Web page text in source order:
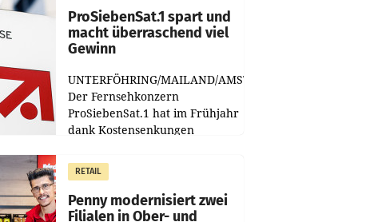
ProSiebenSat.1 spart und
macht überraschend viel
Gewinn
UNTERFÖHRING/MAILAND/AMSTERDAM.
Der Fernsehkonzern
ProSiebenSat.1 hat im Frühjahr
dank Kostensenkungen
gemacht und die
Markterwartung deutlich
übertroffen.
RETAIL
Penny modernisiert zwei
Filialen in Ober- und